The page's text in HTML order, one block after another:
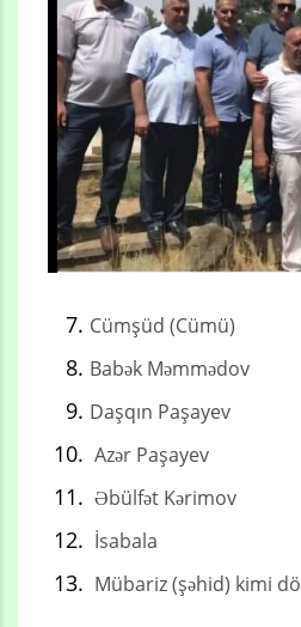
Cümşüd (Cümü)
Babək Məmmədov
Daşqın Paşayev
Azər Paşayev
Əbülfət Kərimov
İsabala
Mübariz (şəhid) kimi